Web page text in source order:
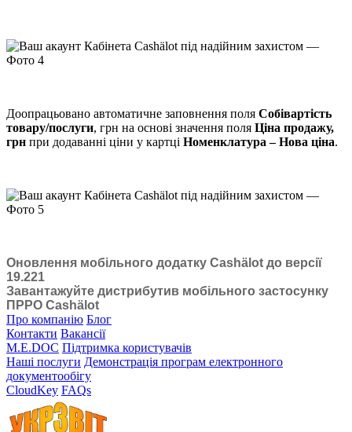
Доопрацьовано автоматичне заповнення поля Собівартість
товару/послуги, грн на основі значення поля Ціна продажу,
грн при додаванні ціни у картці Номенклатура – Нова ціна.
Оновлення мобільного додатку Cashӓlot до версії
19.221
Завантажуйте дистрибутив мобільного застосунку
ПРРО Cashӓlot
Про компанію Блог
Контакти Вакансії
M.E.DOC Підтримка користувачів
Наші послуги Демонстрація програм електронного
документообігу
CloudKey FAQs